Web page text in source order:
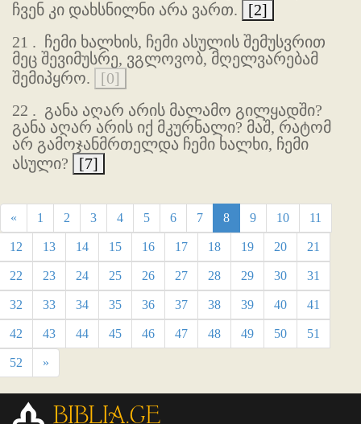
ჩვენ კი დახსნილნი არა ვართ.
[2]
21 .
ჩემი ხალხის, ჩემი ასულის შემუსვრით
მეც შევიმუსრე, ვგლოვობ, მღელვარებამ
შემიპყრო.
[0]
22 . განა აღარ არის მალამო გილყადში?
განა აღარ არის იქ მკურნალი? მაშ, რატომ
არ გამოჯანმრთელდა ჩემი ხალხი, ჩემი
ასული?
[7]
« 1 2 3 4 5 6 7 8 9 10 11
12 13 14 15 16 17 18 19 20 21
22 23 24 25 26 27 28 29 30 31
32 33 34 35 36 37 38 39 40 41
42 43 44 45 46 47 48 49 50 51
52 »